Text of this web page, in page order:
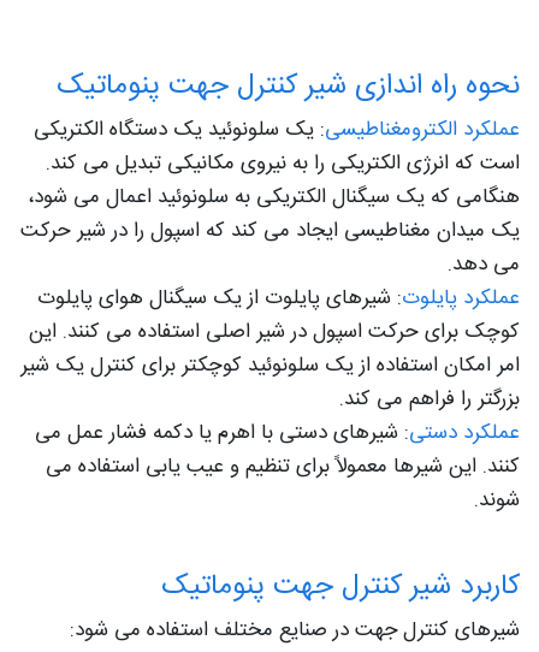
نحوه راه اندازی شیر کنترل جهت پنوماتیک
عملکرد الکترومغناطیسی: یک سلونوئید یک دستگاه الکتریکی
است که انرژی الکتریکی را به نیروی مکانیکی تبدیل می کند.
هنگامی که یک سیگنال الکتریکی به سلونوئید اعمال می شود،
یک میدان مغناطیسی ایجاد می کند که اسپول را در شیر حرکت
می دهد.
عملکرد پایلوت: شیرهای پایلوت از یک سیگنال هوای پایلوت
کوچک برای حرکت اسپول در شیر اصلی استفاده می کنند. این
امر امکان استفاده از یک سلونوئید کوچکتر برای کنترل یک شیر
بزرگتر را فراهم می کند.
عملکرد دستی: شیرهای دستی با اهرم یا دکمه فشار عمل می
کنند. این شیرها معمولاً برای تنظیم و عیب یابی استفاده می
شوند.
کاربرد شیر کنترل جهت پنوماتیک
شیرهای کنترل جهت در صنایع مختلف استفاده می شود: